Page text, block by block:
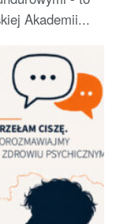
Akademii...